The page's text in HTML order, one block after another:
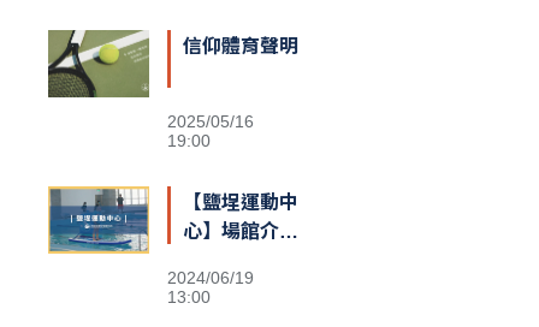
信仰體育聲明
2025/05/16
19:00
【鹽埕運動中
心】場館介紹
2024/06/19
13:00